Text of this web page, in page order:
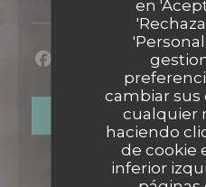
en
cambiar sus
cualquier
haciendo
de cookie
inferior
Facebook ((abre
Instagram
BOLETÍN
Salles de